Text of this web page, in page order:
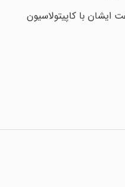
ایشان با کاپیتولاسیون